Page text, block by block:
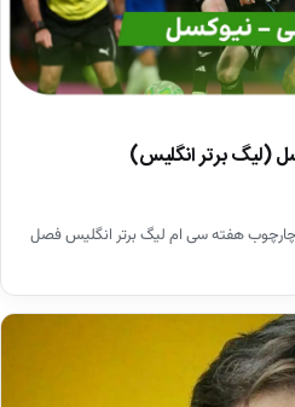
هفته سی ام لیگ برتر انگلیس فصل